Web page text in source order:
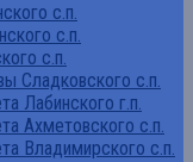
с.п.
с.п.
с.п.
Сладковского с.п.
Лабинского г.п.
Ахметовского с.п.
Владимирского с.п.